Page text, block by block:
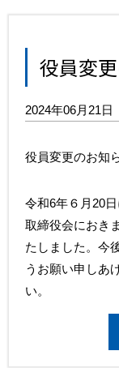
役員変
2024年06月21日
役員変更のお知
令和6年６月20
取締役会におき
たしました。今
うお願い申しあ
い。